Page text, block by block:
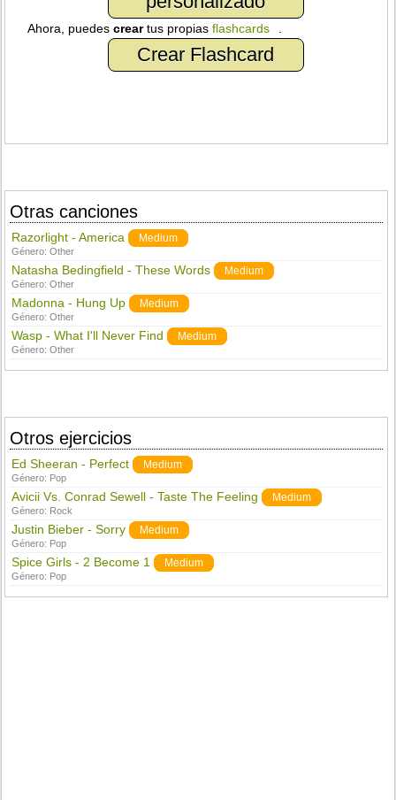
Ahora, puedescreartus propiasflashcards
Crear Flashcard
Otras canciones
Razorlight - America Medium
Género:Other
Natasha Bedingfield - These Words Medium
Género:Other
Madonna - Hung Up Medium
Género:Other
Wasp - What I'll Never Find Medium
Género:Other
Otros ejercicios
Ed Sheeran - Perfect Medium
Género: Pop
Avicii Vs. Conrad Sewell - Taste The Feeling Medium
Género: Rock
Justin Bieber - Sorry Medium
Género: Pop
Spice Girls - 2 Become 1 Medium
Género: Pop